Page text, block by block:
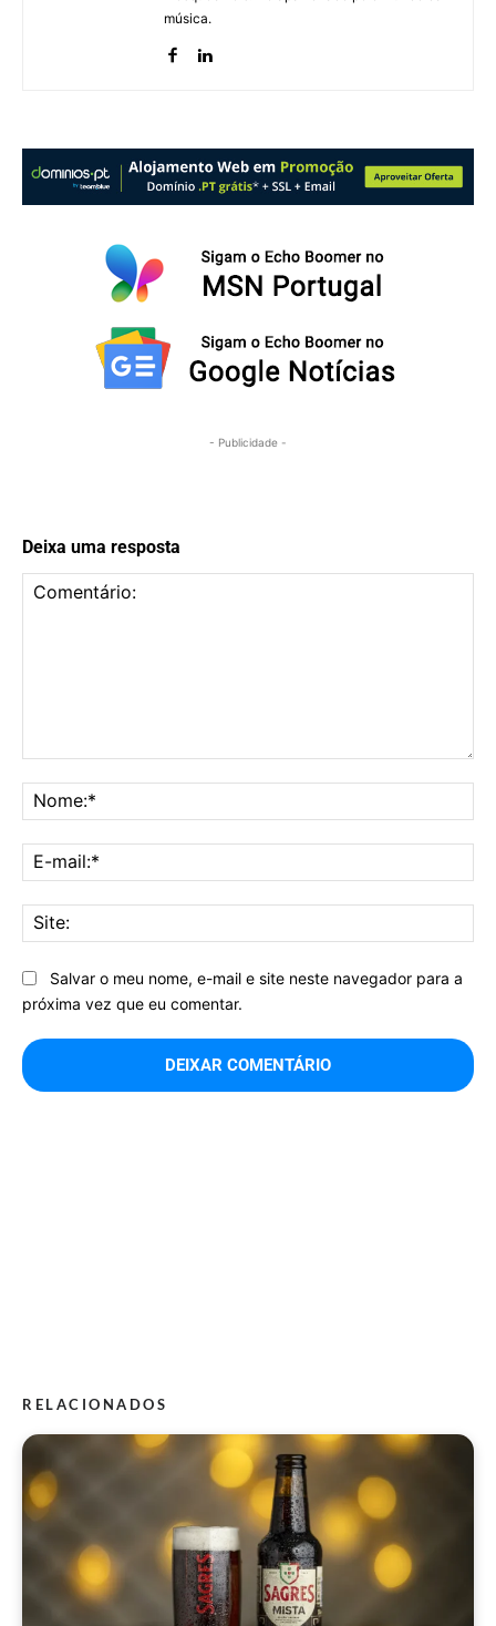
música.
- Publicidade -
Deixa uma resposta
Salvar o meu nome, e-mail e site neste navegador para a
próxima vez que eu comentar.
RELACIONADOS